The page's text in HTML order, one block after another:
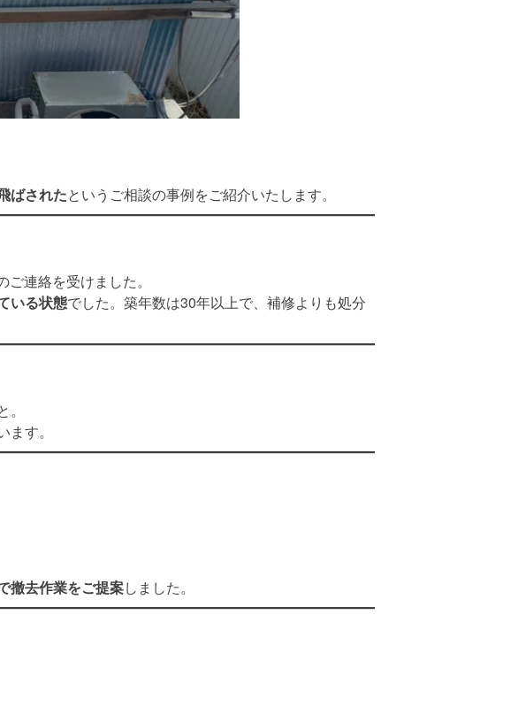
ばされたというご相談の事例をご紹介いたします。
ご連絡を受けました。
いる状態でした。築年数は30年以上で、補修よりも処分
す。
撤去作業をご提案しました。